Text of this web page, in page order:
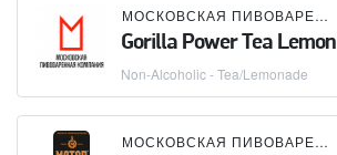
МОСКОВСКАЯ ПИВОВАРЕННАЯ КОМПАНИЯ (МПК)
Gorilla Power Tea Lemon
Non-Alcoholic - Tea/Lemonade
МОСКОВСКАЯ ПИВОВАРЕННАЯ КОМПАНИЯ (МПК)